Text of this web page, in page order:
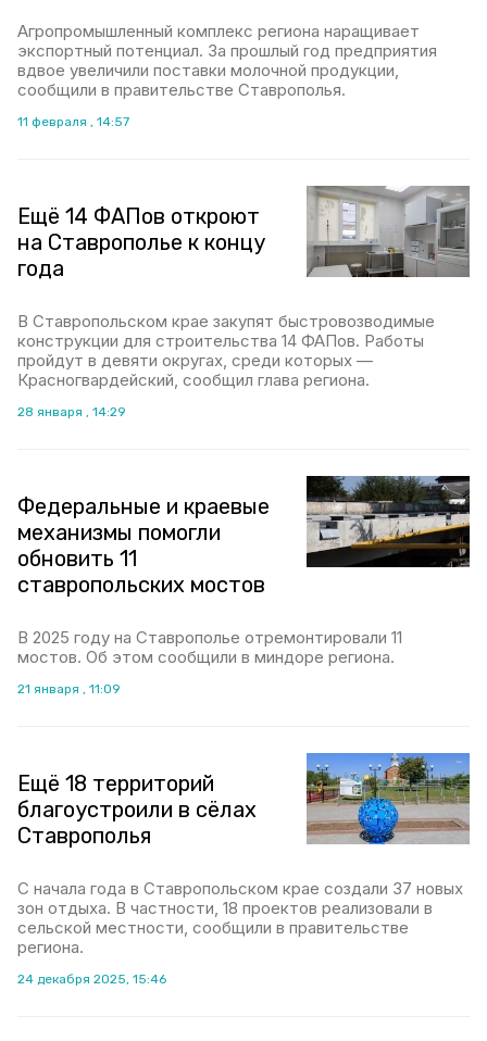
Агропромышленный комплекс региона наращивает
экспортный потенциал. За прошлый год предприятия
вдвое увеличили поставки молочной продукции,
сообщили в правительстве Ставрополья.
11 февраля , 14:57
Ещё 14 ФАПов откроют
на Ставрополье к концу
года
В Ставропольском крае закупят быстровозводимые
конструкции для строительства 14 ФАПов. Работы
пройдут в девяти округах, среди которых —
Красногвардейский, сообщил глава региона.
28 января , 14:29
Федеральные и краевые
механизмы помогли
обновить 11
ставропольских мостов
В 2025 году на Ставрополье отремонтировали 11
мостов. Об этом сообщили в миндоре региона.
21 января , 11:09
Ещё 18 территорий
благоустроили в сёлах
Ставрополья
С начала года в Ставропольском крае создали 37 новых
зон отдыха. В частности, 18 проектов реализовали в
сельской местности, сообщили в правительстве
региона.
24 декабря 2025, 15:46